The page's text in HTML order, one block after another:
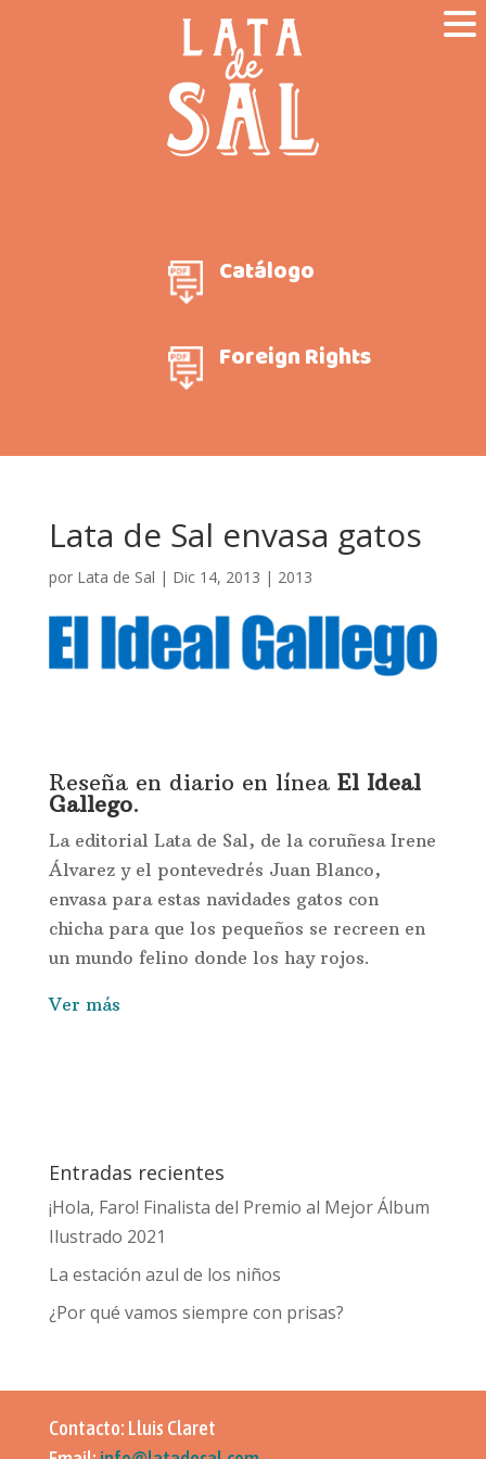
Catálogo
Foreign Rights
Lata de Sal envasa gatos
por Lata de Sal | Dic 14, 2013 | 2013
Reseña en diario en línea El Ideal
Gallego.
La editorial Lata de Sal, de la coruñesa Irene
Álvarez y el pontevedrés Juan Blanco,
envasa para estas navidades gatos con
chicha para que los pequeños se recreen en
un mundo felino donde los hay rojos.
Ver más
Entradas recientes
¡Hola, Faro! Finalista del Premio al Mejor Álbum
Ilustrado 2021
La estación azul de los niños
¿Por qué vamos siempre con prisas?
Contacto: Lluis Claret